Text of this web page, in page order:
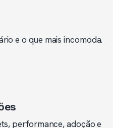
e o que mais incomoda.
performance, adoção e